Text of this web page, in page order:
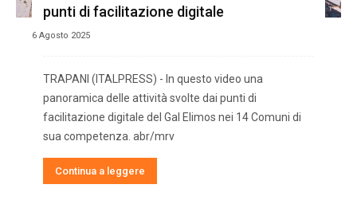
punti di facilitazione digitale
6 Agosto 2025
TRAPANI (ITALPRESS) - In questo video una
panoramica delle attività svolte dai punti di
facilitazione digitale del Gal Elimos nei 14 Comuni di
sua competenza. abr/mrv
Continua a leggere